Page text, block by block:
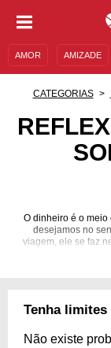
AMOR AMIZADE
MENSAGENS E
CATEGORIAS
O dinheiro é o meio
desejamos no
viagem, ele se faz
mais ele pode
Tenha limites
Não existe